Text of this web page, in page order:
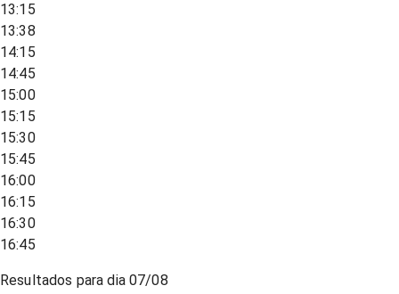
13:15
13:38
14:15
14:45
15:00
15:15
15:30
15:45
16:00
16:15
16:30
16:45
Resultados para dia07/08